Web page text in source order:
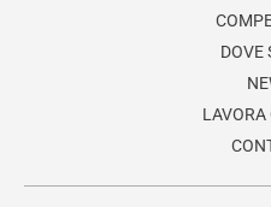
DOVE
LAVORA